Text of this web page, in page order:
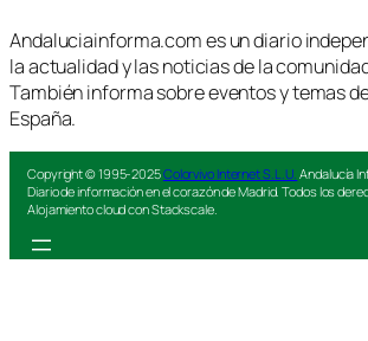
Andaluciainforma.com es un diario
la actualidad y las noticias de la
También informa sobre eventos y temas
España.
Copyright © 1995-2025Colorvivo Internet S.L.U. Andalucía
Diario de información en el corazón de Madrid. Todos los
Alojamiento cloud con Stackscale.